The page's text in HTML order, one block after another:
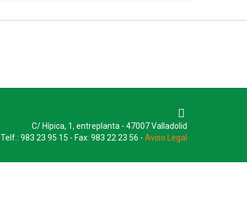
C/ Hípica, 1, entreplanta - 47007 Valladolid
Telf.: 983 23 95 15 - Fax: 983 22 23 56 - Aviso Legal